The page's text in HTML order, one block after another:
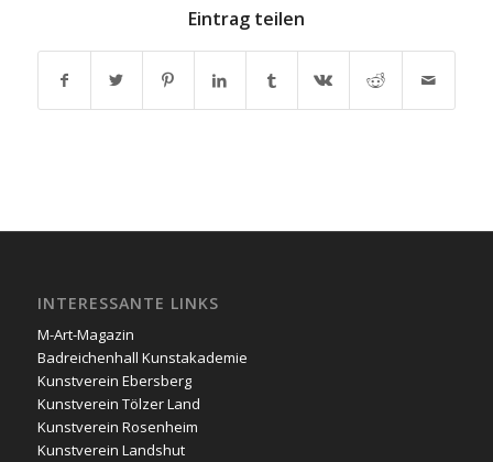
Eintrag teilen
INTERESSANTE LINKS
M-Art-Magazin
Badreichenhall Kunstakademie
Kunstverein Ebersberg
Kunstverein Tölzer Land
Kunstverein Rosenheim
Kunstverein Landshut